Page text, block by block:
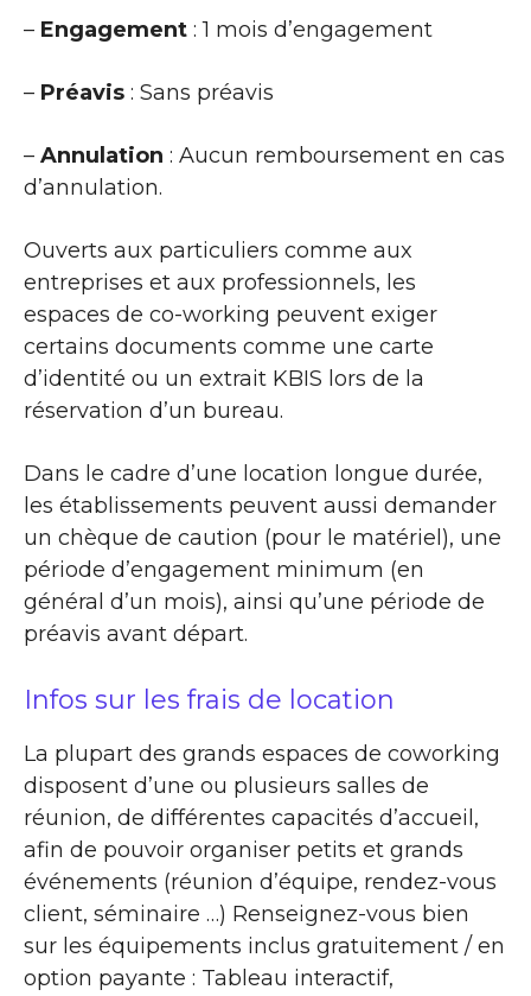
– Engagement : 1 mois d’engagement
– Préavis : Sans préavis
– Annulation : Aucun remboursement en cas
d’annulation.
Ouverts aux particuliers comme aux
entreprises et aux professionnels, les
espaces de co-working peuvent exiger
certains documents comme une carte
d’identité ou un extrait KBIS lors de la
réservation d’un bureau.
Dans le cadre d’une location longue durée,
les établissements peuvent aussi demander
un chèque de caution (pour le matériel), une
période d’engagement minimum (en
général d’un mois), ainsi qu’une période de
préavis avant départ.
Infos sur les frais de location
La plupart des grands espaces de coworking
disposent d’une ou plusieurs salles de
réunion, de différentes capacités d’accueil,
afin de pouvoir organiser petits et grands
événements (réunion d’équipe, rendez-vous
client, séminaire …) Renseignez-vous bien
sur les équipements inclus gratuitement / en
option payante : Tableau interactif,